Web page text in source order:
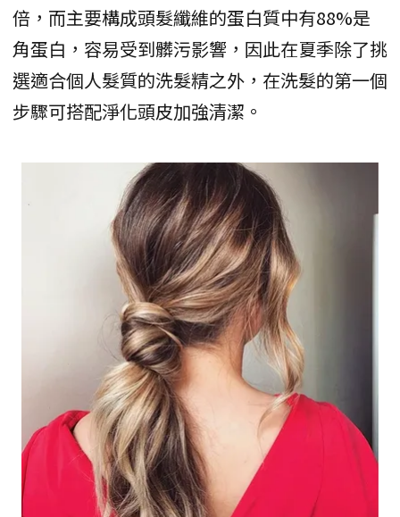
倍，而主要構成頭髮纖維的蛋白質中有88%是
角蛋白，容易受到髒污影響，因此在夏季除了挑
選適合個人髮質的洗髮精之外，在洗髮的第一個
步驟可搭配淨化頭皮加強清潔。